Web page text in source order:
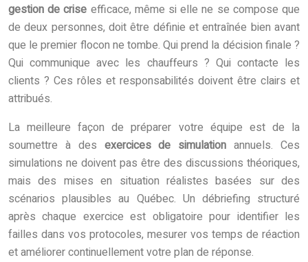
gestion de crise efficace, même si elle ne se compose que
de deux personnes, doit être définie et entraînée bien avant
que le premier flocon ne tombe. Qui prend la décision finale ?
Qui communique avec les chauffeurs ? Qui contacte les
clients ? Ces rôles et responsabilités doivent être clairs et
attribués.
La meilleure façon de préparer votre équipe est de la
soumettre à des exercices de simulation annuels. Ces
simulations ne doivent pas être des discussions théoriques,
mais des mises en situation réalistes basées sur des
scénarios plausibles au Québec. Un débriefing structuré
après chaque exercice est obligatoire pour identifier les
failles dans vos protocoles, mesurer vos temps de réaction
et améliorer continuellement votre plan de réponse.